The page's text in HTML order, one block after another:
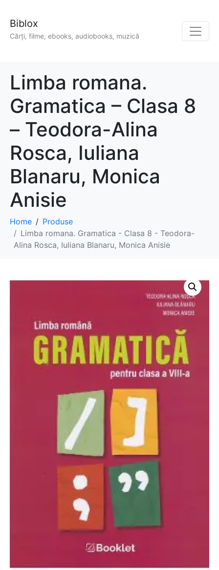
Biblox
Cărți, filme, ebooks, audiobooks, muzică
Limba romana.
Gramatica – Clasa 8
– Teodora-Alina
Rosca, Iuliana
Blanaru, Monica
Anisie
Home
Produse
Limba romana. Gramatica - Clasa 8 - Teodora-
Alina Rosca, Iuliana Blanaru, Monica Anisie